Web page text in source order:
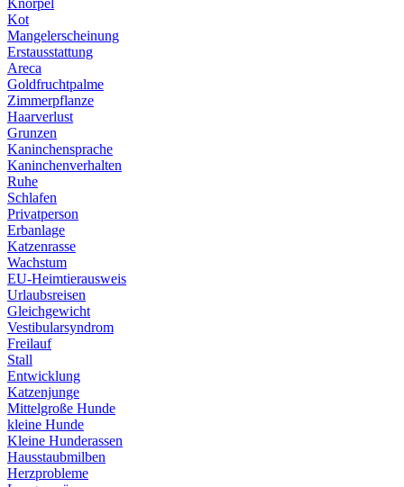
Knorpel
Kot
Mangelerscheinung
Erstausstattung
Areca
Goldfruchtpalme
Zimmerpflanze
Haarverlust
Grunzen
Kaninchensprache
Kaninchenverhalten
Ruhe
Schlafen
Privatperson
Erbanlage
Katzenrasse
Wachstum
EU-Heimtierausweis
Urlaubsreisen
Gleichgewicht
Vestibularsyndrom
Freilauf
Stall
Entwicklung
Katzenjunge
Mittelgroße Hunde
kleine Hunde
Kleine Hunderassen
Hausstaubmilben
Herzprobleme